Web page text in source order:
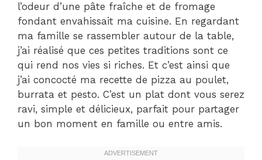
l’odeur d’une pâte fraîche et de fromage
fondant envahissait ma cuisine. En regardant
ma famille se rassembler autour de la table,
j’ai réalisé que ces petites traditions sont ce
qui rend nos vies si riches. Et c’est ainsi que
j’ai concocté ma recette de pizza au poulet,
burrata et pesto. C’est un plat dont vous serez
ravi, simple et délicieux, parfait pour partager
un bon moment en famille ou entre amis.